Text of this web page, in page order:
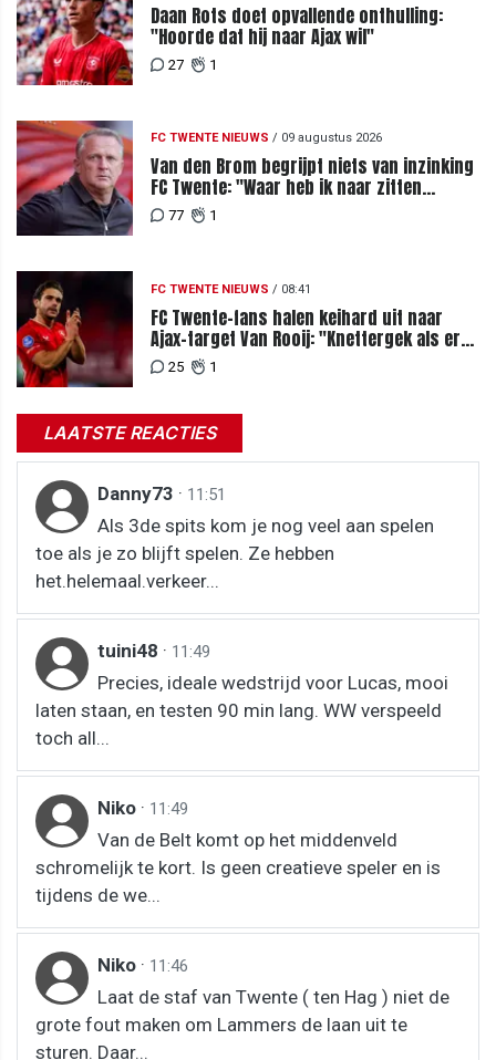
Daan Rots doet opvallende onthulling:
"Hoorde dat hij naar Ajax wil"
27 1
FC TWENTE NIEUWS / 09 augustus 2026
Van den Brom begrijpt niets van inzinking
FC Twente: "Waar heb ik naar zitten
kijken?"
77 1
FC TWENTE NIEUWS / 08:41
FC Twente-fans halen keihard uit naar
Ajax-target Van Rooij: "Knettergek als er
nog interesse is"
25 1
LAATSTE REACTIES
Danny73 · 11:51
Als 3de spits kom je nog veel aan spelen
toe als je zo blijft spelen. Ze hebben
het.helemaal.verkeer...
tuini48 · 11:49
Precies, ideale wedstrijd voor Lucas, mooi
laten staan, en testen 90 min lang. WW verspeeld
toch all...
Niko · 11:49
Van de Belt komt op het middenveld
schromelijk te kort. Is geen creatieve speler en is
tijdens de we...
Niko · 11:46
Laat de staf van Twente ( ten Hag ) niet de
grote fout maken om Lammers de laan uit te
sturen. Daar...